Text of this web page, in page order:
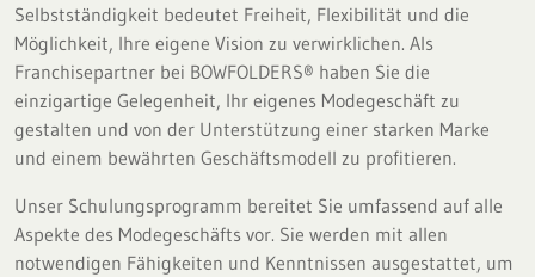
Selbstständigkeit bedeutet Freiheit, Flexibilität und die
Möglichkeit, Ihre eigene Vision zu verwirklichen. Als
Franchisepartner bei BOWFOLDERS® haben Sie die
einzigartige Gelegenheit, Ihr eigenes Modegeschäft zu
gestalten und von der Unterstützung einer starken Marke
und einem bewährten Geschäftsmodell zu profitieren.
Unser Schulungsprogramm bereitet Sie umfassend auf alle
Aspekte des Modegeschäfts vor. Sie werden mit allen
notwendigen Fähigkeiten und Kenntnissen ausgestattet, um